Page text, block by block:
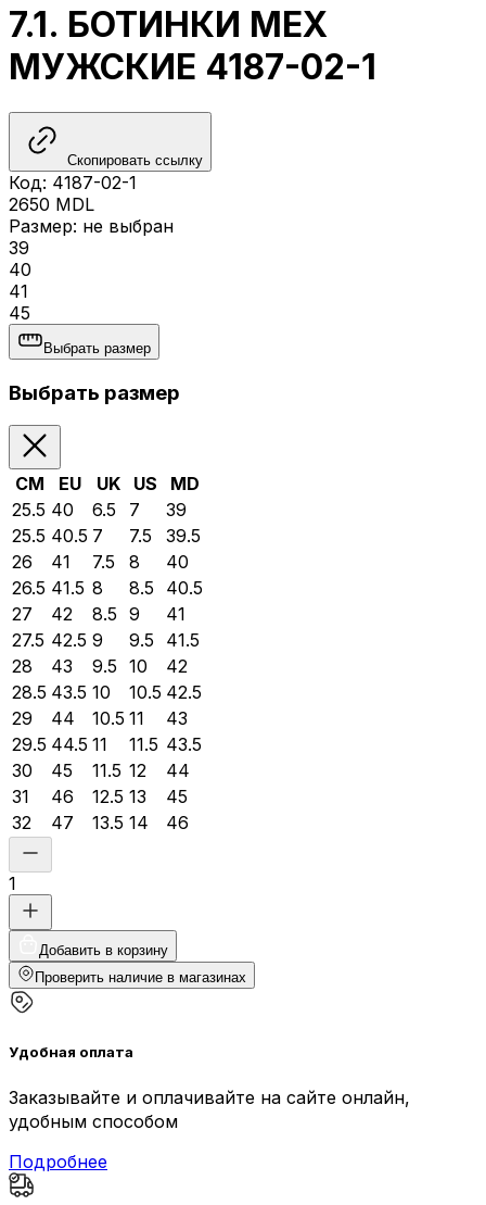
7.1. БОТИНКИ МЕХ
МУЖСКИЕ 4187-02-1
Скопировать ссылку
Код: 4187-02-1
2650 MDL
Размер: не выбран
39
40
41
45
Выбрать размер
Выбрать размер
CM EU UK US
MD
25.5 40 6.5 7
39
25.5 40.5 7 7.5
39.5
26
41 7.5 8
40
26.5 41.5 8 8.5
40.5
27
42 8.5 9
41
27.5 42.5 9 9.5
41.5
28
43 9.5 10
42
28.5 43.5 10 10.5 42.5
29
44 10.5 11
43
29.5 44.5 11 11.5 43.5
30
45 11.5 12
44
31
46 12.5 13
45
32
47 13.5 14 46
1
Добавить в корзину
Проверить наличие в магазинах
Удобная оплата
Заказывайте и оплачивайте на сайте онлайн,
удобным способом
Подробнее